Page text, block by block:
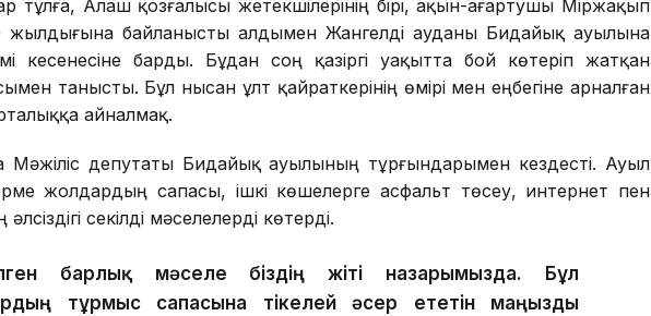
тұлға, Алаш қозғалысы жетекшілерінің бірі, ақын-ағартушы Міржақып
жылдығына байланысты алдымен Жангелді ауданы Бидайық ауылына
кесенесіне барды. Бұдан соң қазіргі уақытта бой көтеріп жатқан
танысты. Бұл нысан ұлт қайраткерінің өмірі мен еңбегіне арналған
айналмақ.
Мәжіліс депутаты Бидайық ауылының тұрғындарымен кездесті. Ауыл
жолдардың сапасы, ішкі көшелерге асфальт төсеу, интернет пен
секілді мәселелерді көтерді.
барлық мәселе біздің жіті назарымызда. Бұл
тұрмыс сапасына тікелей әсер ететін маңызды